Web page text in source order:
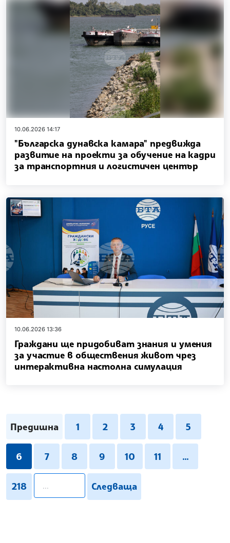
10.06.2026 14:17
"Българска дунавска камара" предвижда
развитие на проекти за обучение на кадри
за транспортния и логистичен център
10.06.2026 13:36
Граждани ще придобиват знания и умения
за участие в обществения живот чрез
интерактивна настолна симулация
Предишна 1 2 3 4 5
6 7 8 9 10 11 ...
218 Следваща